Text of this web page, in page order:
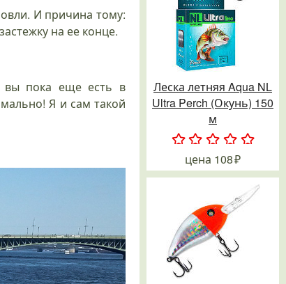
И причина тому:
на ее конце.
вы пока еще есть в
Я и сам такой
Леска летняя Aqua NL
Ultra Perch (Окунь) 150
м
. .
цена 108